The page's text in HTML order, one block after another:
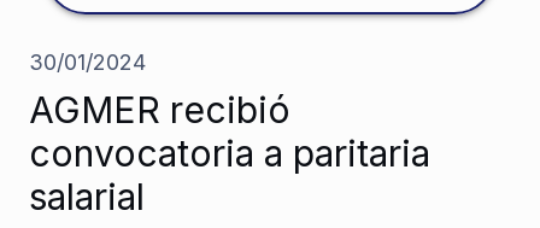
30/01/2024
AGMER recibió
convocatoria a paritaria
salarial